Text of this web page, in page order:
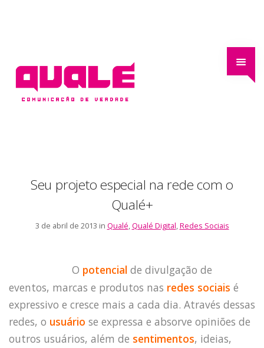
Seu projeto especial na rede com o
Qualé+
3 de abril de 2013 in Qualé,Qualé Digital,Redes Sociais
O potencial de divulgação de
eventos, marcas e produtos nas redes sociais é
expressivo e cresce mais a cada dia. Através dessas
redes, o usuário se expressa e absorve opiniões de
outros usuários, além de sentimentos, ideias,